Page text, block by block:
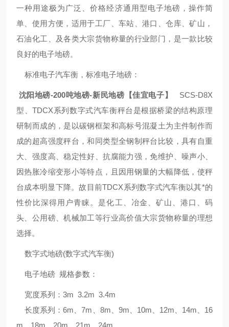
一种用途极为广泛、价格经济通用型电子地磅，操作简
单、使用方便，适用于工厂、车站、港口、仓库、矿山，
石油化工、及各类大宗货物称量的行业部门，是一款比较
良好的电子地磅。
标准电子汽车衡，标准电子地磅：
沈阳地磅-200吨地磅-新民地磅【佳宜电子】
SCS-D8X
型、TDCX系列数字式汽车衡秤台是根据桥梁的结构原理
研制而成的，是以碳钢框架和高标号混凝土为主件制作而
成的超高强度秤台，和同类型全钢制秤台比较，具有自重
大、强度高、稳定性好、抗腐能力强，免维护、噪声小、
因热胀冷缩变形小等特点，且因用钢量的大幅降低，使秤
台成本明显下降。故目前TDCX系列数字式汽车衡以其*的
性价比深得用户青睐。是化工、冶金、矿山、港口、码
头、公用磅、机械加工等行业高价值大宗货物称量的理想
选择。
数字式地磅(数字式汽车衡)
电子地磅 规格参数：
宽度系列：3m 3.2m 3.4m
长度系列：6m、7m、8m、9m、10m、12m、14m、16
m、18m、20m、21m、24m